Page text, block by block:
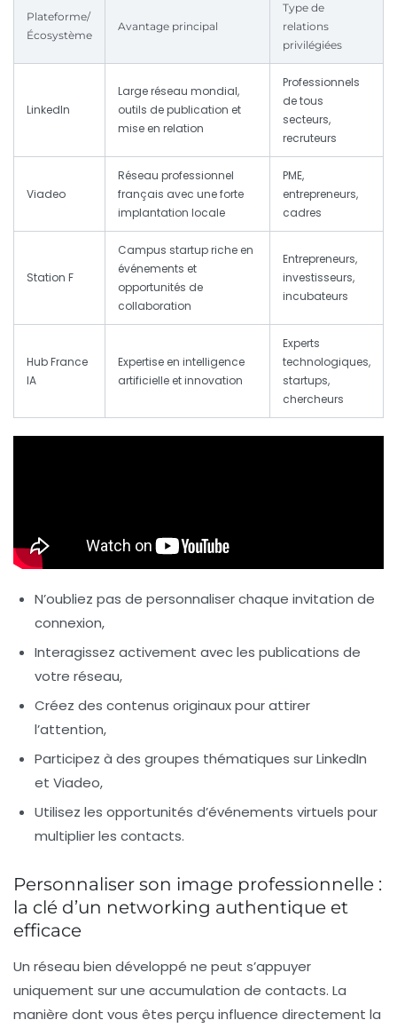
Plateforme/
Écosystème
Avantage principal
Type de
relations
privilégiées
LinkedIn
Large réseau mondial,
outils de publication et
mise en relation
Professionnels
de tous
secteurs,
recruteurs
Viadeo
Réseau professionnel
français avec une forte
implantation locale
PME,
entrepreneurs,
cadres
Station F
Campus startup riche en
événements et
opportunités de
collaboration
Entrepreneurs,
investisseurs,
incubateurs
Hub France
IA
Expertise en intelligence
artificielle et innovation
Experts
technologiques,
startups,
chercheurs
N’oubliez pas de personnaliser chaque invitation de
connexion,
Interagissez activement avec les publications de
votre réseau,
Créez des contenus originaux pour attirer
l’attention,
Participez à des groupes thématiques sur LinkedIn
et Viadeo,
Utilisez les opportunités d’événements virtuels pour
multiplier les contacts.
Personnaliser son image professionnelle :
la clé d’un networking authentique et
efficace
Un réseau bien développé ne peut s’appuyer
uniquement sur une accumulation de contacts. La
manière dont vous êtes perçu influence directement la